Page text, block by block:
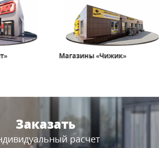
Магазины «Чижик»
Заказать
расчет